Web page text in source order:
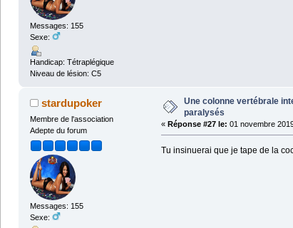
Messages: 155
Sexe:
Handicap: Tétraplégique
Niveau de lésion: C5
stardupoker
Membre de l'association
Adepte du forum
Messages: 155
Sexe:
Une colonne vertébrale
paralysés
« Réponse #27 le: 01 novembre
Tu insinuerai que je tape de la